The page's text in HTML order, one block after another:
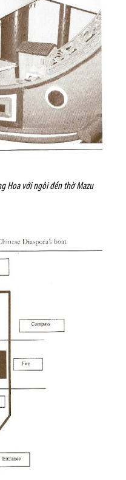
Hoa với ngôi đền thờ Mazu